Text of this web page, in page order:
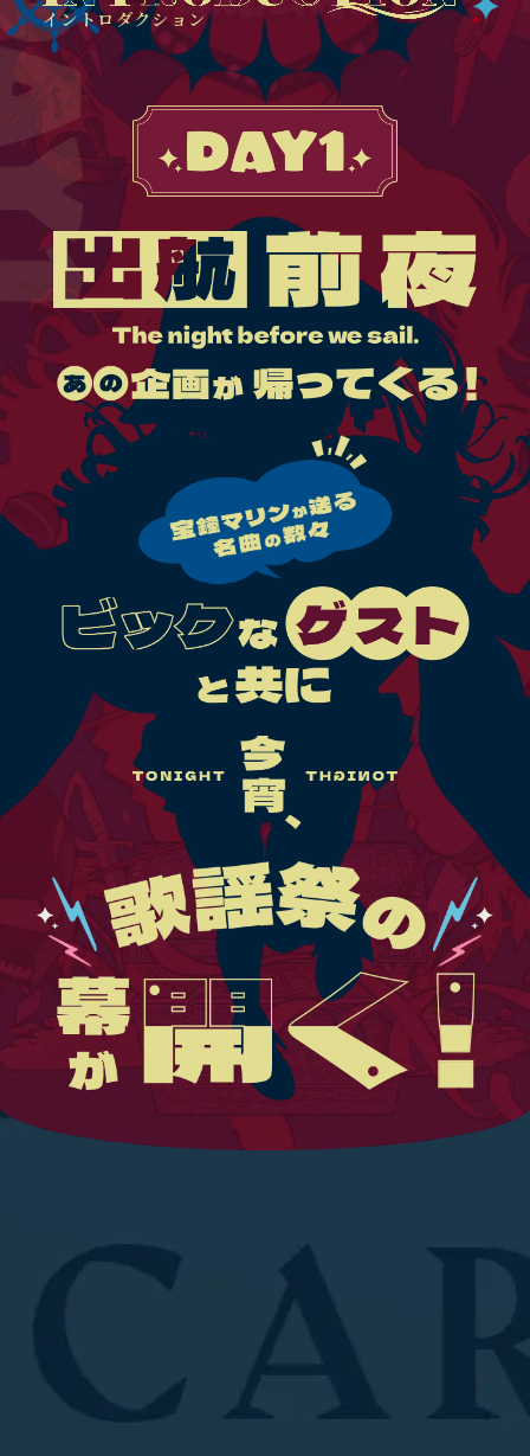
イントロダクション